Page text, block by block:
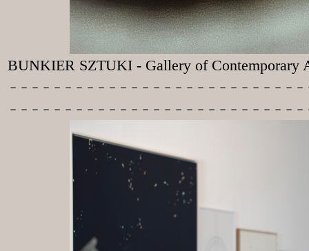
BUNKIER SZTUKI - Gallery of Contemporary
-----------